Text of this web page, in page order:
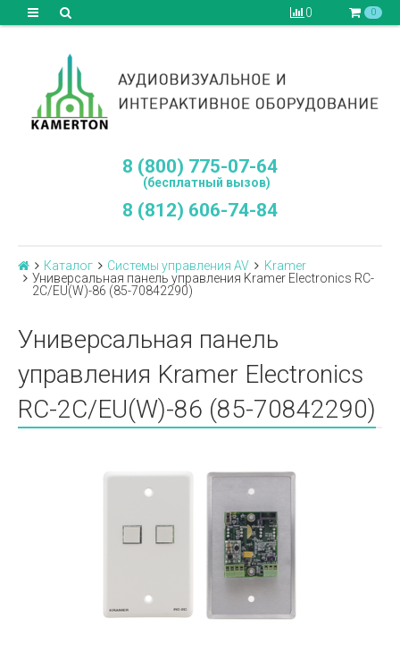
0 0
8 (800) 775-07-64
(бесплатный вызов)
8 (812) 606-74-84
Каталог Системы управления AV
Kramer
Универсальная панель управления Kramer Electronics RC-
2C/EU(W)-86 (85-70842290)
Универсальная панель
управления Kramer Electronics
RC-2C/EU(W)-86 (85-70842290)